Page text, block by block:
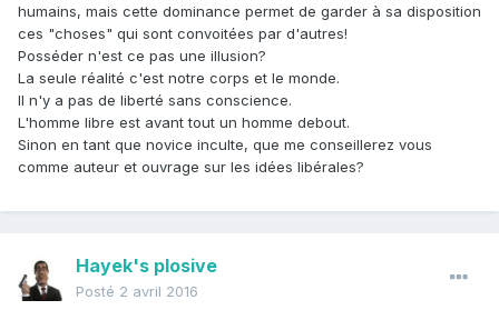
humains, mais cette dominance permet de garder à sa disposition
ces "choses" qui sont convoitées par d'autres!
Posséder n'est ce pas une illusion?
La seule réalité c'est notre corps et le monde.
Il n'y a pas de liberté sans conscience.
L'homme libre est avant tout un homme debout.
Sinon en tant que novice inculte, que me conseillerez vous
comme auteur et ouvrage sur les idées libérales?
Hayek's plosive
Posté 2 avril 2016